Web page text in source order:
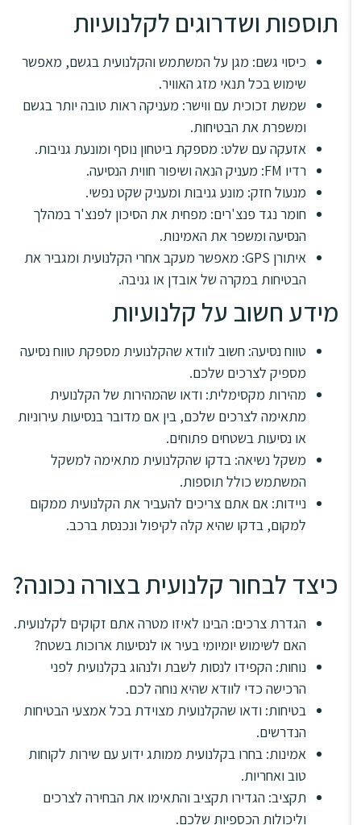
תוספות ושדרוגים לקלנועיות
כיסוי גשם: מגן על המשתמש והקלנועית בגשם, מאפשר
שימוש בכל תנאי מזג האוויר.
שמשת זכוכית עם ווישר: מעניקה ראות טובה יותר בגשם
ומשפרת את הבטיחות.
אזעקה עם שלט: מספקת ביטחון נוסף ומונעת גניבות.
רדיו FM: מעניק הנאה ושיפור חווית הנסיעה.
מנעול חזק: מונע גניבות ומעניק שקט נפשי.
חומר נגד פנצ'רים: מפחית את הסיכון לפנצ'ר במהלך
הנסיעה ומשפר את האמינות.
איתורן GPS: מאפשר מעקב אחרי הקלנועית ומגביר את
הבטיחות במקרה של אובדן או גניבה.
מידע חשוב על קלנועיות
טווח נסיעה: חשוב לוודא שהקלנועית מספקת טווח נסיעה
מספיק לצרכים שלכם.
מהירות מקסימלית: ודאו שהמהירות של הקלנועית
מתאימה לצרכים שלכם, בין אם מדובר בנסיעות עירוניות
או נסיעות בשטחים פתוחים.
משקל נשיאה: בדקו שהקלנועית מתאימה למשקל
המשתמש כולל תוספות.
ניידות: אם אתם צריכים להעביר את הקלנועית ממקום
למקום, בדקו שהיא קלה לקיפול ונכנסת ברכב.
כיצד לבחור קלנועית בצורה נכונה?
הגדרת צרכים: הבינו לאיזו מטרה אתם זקוקים לקלנועית.
האם לשימוש יומיומי בעיר או לנסיעות ארוכות בשטח?
נוחות: הקפידו לנסות לשבת ולנהוג בקלנועית לפני
הרכישה כדי לוודא שהיא נוחה לכם.
בטיחות: ודאו שהקלנועית מצוידת בכל אמצעי הבטיחות
הנדרשים.
אמינות: בחרו בקלנועית ממותג ידוע עם שירות לקוחות
טוב ואחריות.
תקציב: הגדירו תקציב והתאימו את הבחירה לצרכים
וליכולות הכספיות שלכם.